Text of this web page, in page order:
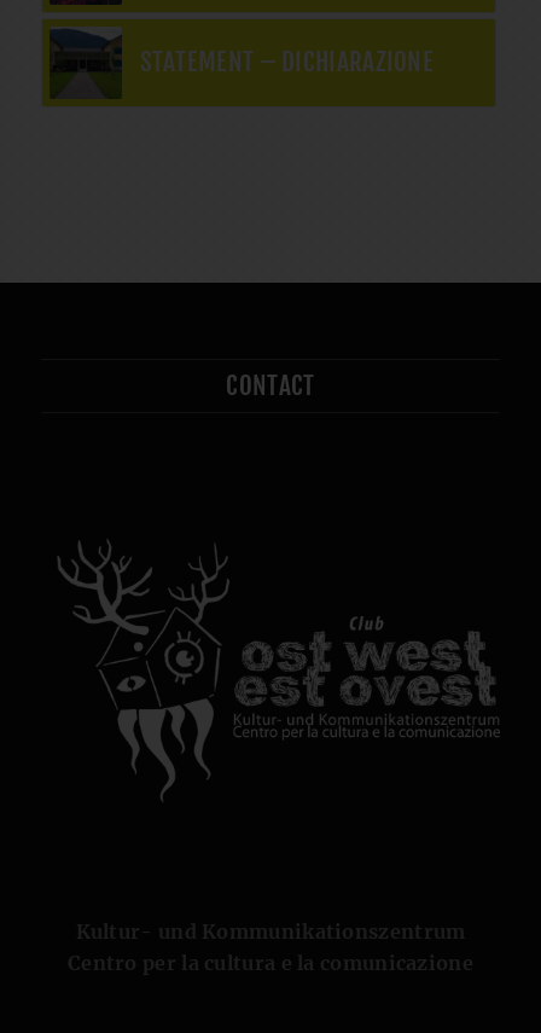
STATEMENT – DICHIARAZIONE
CONTACT
Kultur- und Kommunikationszentrum
Centro per la cultura e la comunicazione